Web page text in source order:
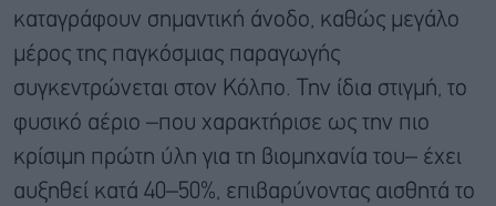
καταγράφουν σημαντική άνοδο, καθώς μεγάλο
μέρος της παγκόσμιας παραγωγής
συγκεντρώνεται στον Κόλπο. Την ίδια στιγμή, το
φυσικό αέριο –που χαρακτήρισε ως την πιο
κρίσιμη πρώτη ύλη για τη βιομηχανία του– έχει
αυξηθεί κατά 40–50%, επιβαρύνοντας αισθητά το